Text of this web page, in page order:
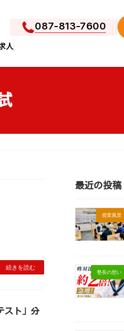
087-813-7600
人
続きを読む
スト」分
最近の投稿
授業風景
塾長の想い